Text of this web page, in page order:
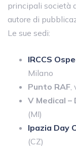
principali società
autore di
Le sue sedi:
IRCCS
Milano
Punto RAF,
V Medical
(MI)
Ipazia Day
(CZ)